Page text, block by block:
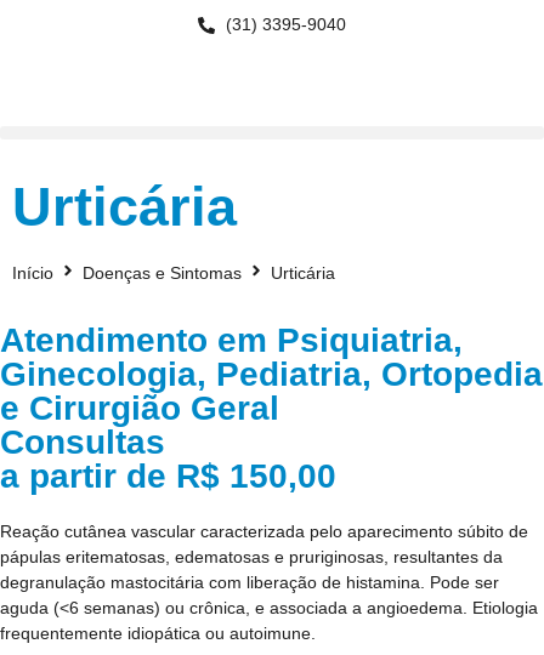
(31) 3395-9040
Urticária
Início Doenças e Sintomas Urticária
Atendimento em Psiquiatria,
Ginecologia, Pediatria, Ortopedia
e Cirurgião Geral
Consultas
a partir de R$ 150,00
Reação cutânea vascular caracterizada pelo aparecimento súbito de
pápulas eritematosas, edematosas e pruriginosas, resultantes da
degranulação mastocitária com liberação de histamina. Pode ser
aguda (<6 semanas) ou crônica, e associada a angioedema. Etiologia
frequentemente idiopática ou autoimune.